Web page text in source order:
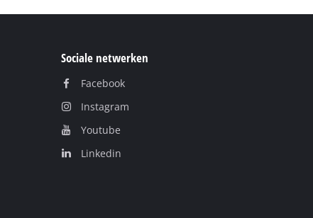
Sociale netwerken
Facebook
Instagram
Youtube
Linkedin